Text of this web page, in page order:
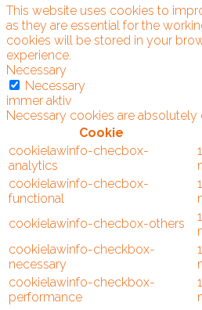
This website uses cookies to
as they are essential for the
cookies will be stored in your
experience.
Necessary
Necessary
immer aktiv
Necessary cookies are
Cookie
cookielawinfo-checbox-
analytics
cookielawinfo-checbox-
functional
cookielawinfo-checbox-others
cookielawinfo-checkbox-
necessary
cookielawinfo-checkbox-
performance